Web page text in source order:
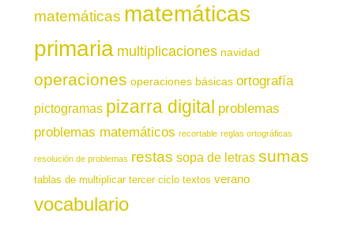
matemáticas matemáticas
primaria multiplicaciones navidad
operaciones operaciones básicas ortografía
pictogramas pizarra digital problemas
problemas matemáticos recortable reglas ortográficas
resolución de problemas restas sopa de letras sumas
tablas de multiplicar tercer ciclo textos verano
vocabulario